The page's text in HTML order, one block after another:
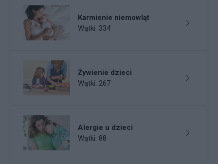
Karmienie niemowląt
Wątki: 334
Żywienie dzieci
Wątki: 267
Alergie u dzieci
Wątki: 88